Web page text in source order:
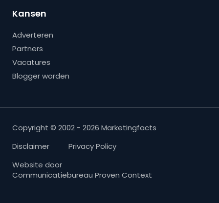
Kansen
Adverteren
Partners
Vacatures
Blogger worden
Copyright © 2002 - 2026 Marketingfacts
Disclaimer
Privacy Policy
Website door
Communicatiebureau Proven Context